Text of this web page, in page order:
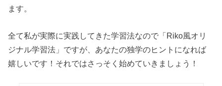
ます。
全て私が実際に実践してきた学習法なので「Riko風オリ
ジナル学習法」ですが、あなたの独学のヒントになれば
嬉しいです！それではさっそく始めていきましょう！